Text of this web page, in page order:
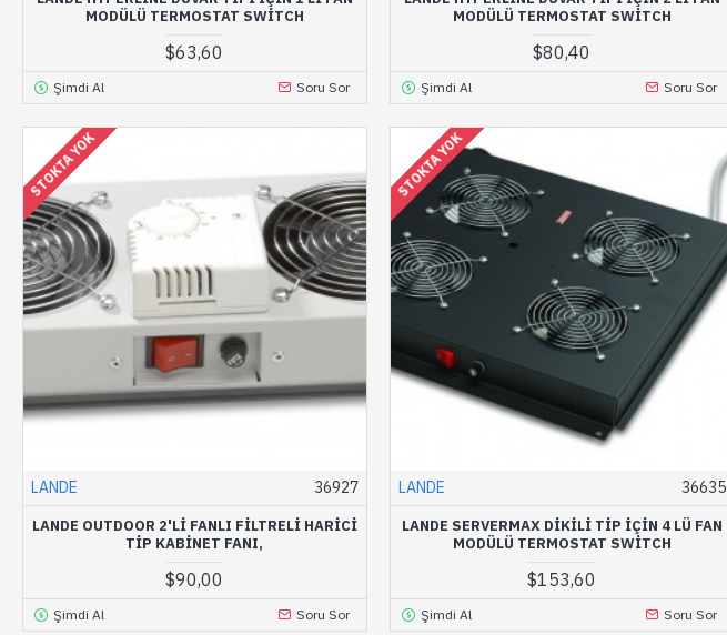
MODÜLÜ TERMOSTAT SWITCH
$63,60
Şimdi Al Soru Sor
MODÜLÜ TERMOSTAT SWITCH
$80,40
Şimdi Al Soru Sor
STOKTA YOK
LANDE 36927
LANDE OUTDOOR 2'LI FANLI FILTRELI HARICI
TIP KABINET FANI,
$90,00
Şimdi Al Soru Sor
STOKTA YOK
LANDE 36635
LANDE SERVERMAX DIKILI TIP IÇIN 4 LÜ FAN
MODÜLÜ TERMOSTAT SWITCH
$153,60
Şimdi Al Soru Sor